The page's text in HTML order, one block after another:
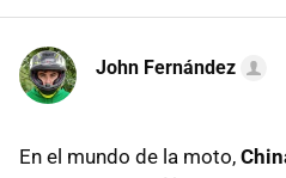
John Fernández
En el mundo de la moto,